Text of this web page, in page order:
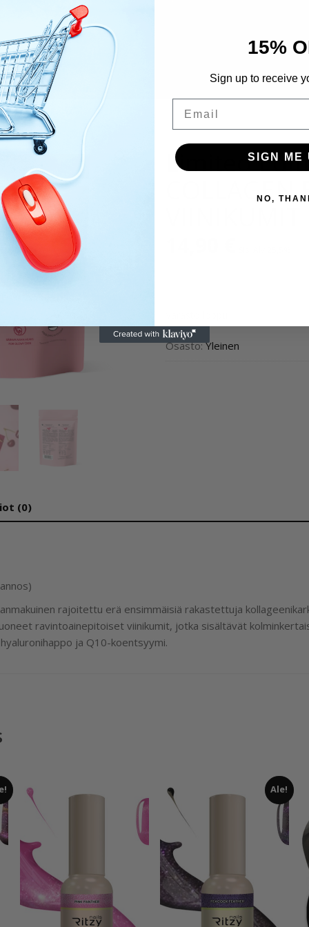
Limited
COLLAGEN
Osasto:Yleinen
(0)
rajoitettu erä ensimmäisiä rakastettuja
ravintoainepitoiset viinikumit, jotka sisältävät
ja Q10-koentsyymi.
Ale!
15%
Sign up to receive
SIGN ME
NO,